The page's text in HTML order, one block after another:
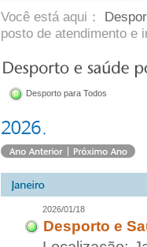
Você está aqui：
posto de atendimento e
Desporto para Todos
2026/01/18
Desporto e